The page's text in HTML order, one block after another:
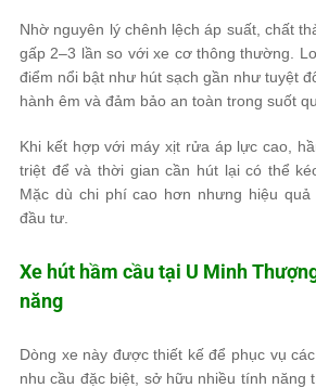
Nhờ nguyên lý chênh lệch áp suất, chất
gấp 2–3 lần so với xe cơ thông thường.
điểm nổi bật như hút sạch gần như tuyệt
hành êm và đảm bảo an toàn trong suốt
Khi kết hợp với máy xịt rửa áp lực cao,
triệt để và thời gian cần hút lại có thể
Mặc dù chi phí cao hơn nhưng hiệu
đầu tư.
Xe hút hầm cầu tại U Minh
năng
Dòng xe này được thiết kế để phục vụ
nhu cầu đặc biệt, sở hữu nhiều tính năng